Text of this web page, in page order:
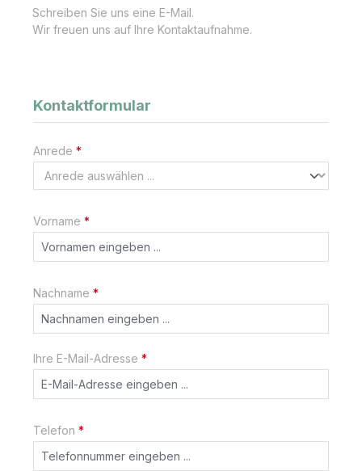
Schreiben Sie uns eine E-Mail.
Wir freuen uns auf Ihre Kontaktaufnahme.
Kontaktformular
Anrede *
Vorname *
Nachname *
Ihre E-Mail-Adresse *
Telefon *